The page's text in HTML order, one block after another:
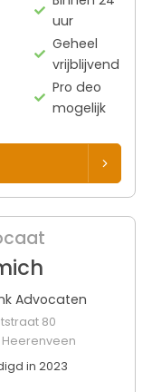
uur
Geheel
vrijblijvend
Pro deo
mogelijk
Advocaten
80
Heerenveen
in 2023